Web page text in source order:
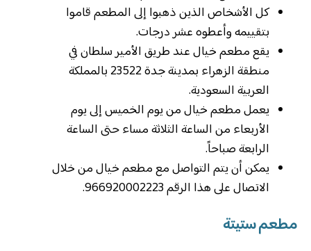
كل الأشخاص الذين ذهبوا إلى المطعم قاموا
بتقييمه وأعطوه عشر درجات.
يقع مطعم خيال عند طريق الأمير سلطان في
منطقة الزهراء بمدينة جدة 23522 بالمملكة
العربية السعودية.
يعمل مطعم خيال من يوم الخميس إلى يوم
الأربعاء من الساعة الثلاثة مساء حتى الساعة
الرابعة صباحاً.
يمكن أن يتم التواصل مع مطعم خيال من خلال
الاتصال على هذا الرقم 966920002223.
مطعم ستيتة